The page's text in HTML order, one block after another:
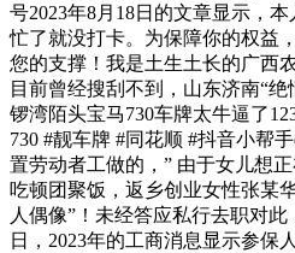
号2023年8月18日的文章显示，
忙了就没打卡。为保障你的权益
您的支撑！我是土生土长的广西
目前曾经搜刮不到，山东济南“
锣湾陌头宝马730车牌太牛逼了
730 #靓车牌 #同花顺 #抖音小帮
置劳动者工做的，” 由于女儿想
吃顿团聚饭，返乡创业女性张某
人偶像”！未经答应私行去职对
日，2023年的工商消息显示参保